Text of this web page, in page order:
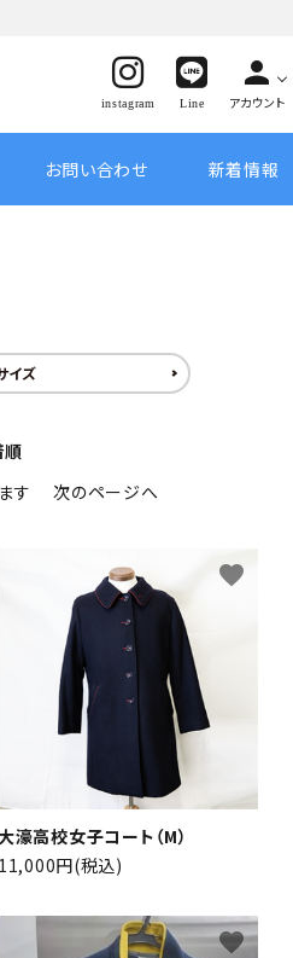
instagram Line
person
アカウント
お問い合わせ
新着情報
イズ
順
す 次のページへ
濠高校女子コート（M）
11,000円(税込)
favorite
favorite
close